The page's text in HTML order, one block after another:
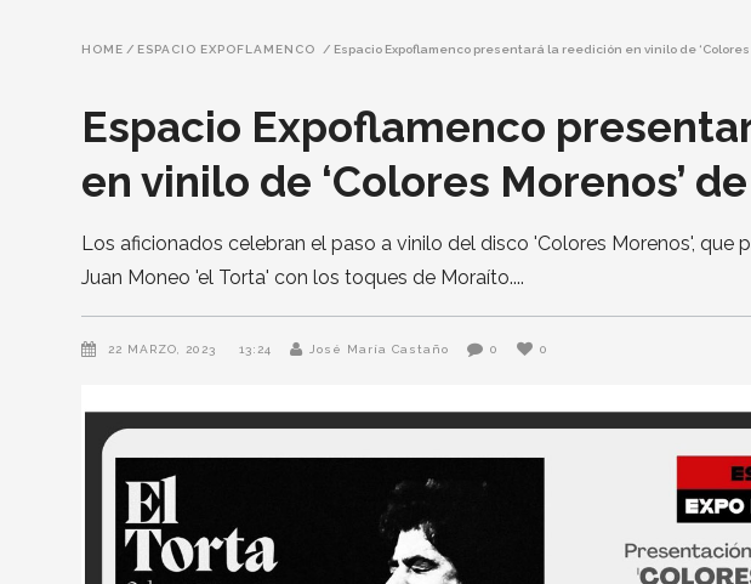
HOME / ESPACIO EXPOFLAMENCO / Espacio Expoflamenco presentará la reedición en vinilo de ‘Colores
Espacio Expoflamenco
en vinilo de ‘Colores Morenos’
Los aficionados celebran el paso a vinilo del disco 'Colores Morenos', que
Juan Moneo 'el Torta' con los toques de Moraíto.
22 MARZO, 2023 13:24 José María Castaño 0 0